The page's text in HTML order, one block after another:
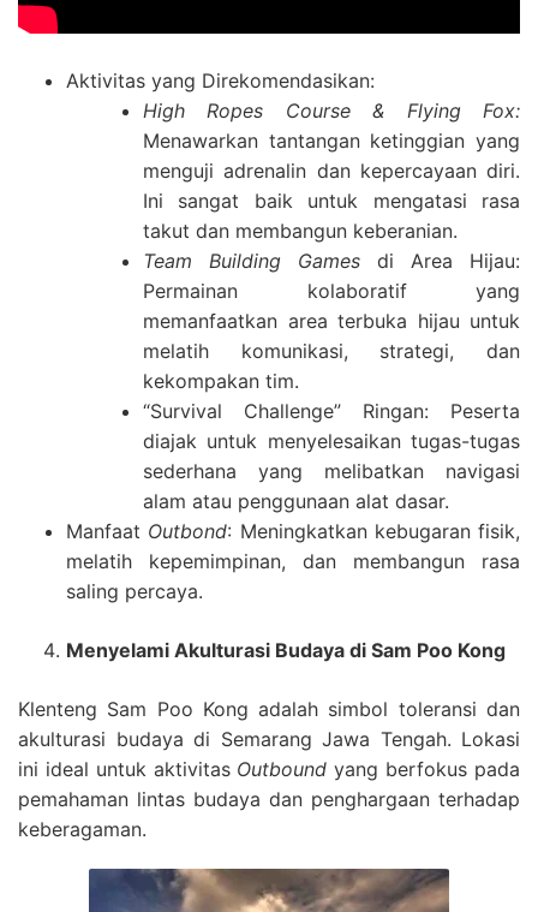
Aktivitas yang Direkomendasikan:
High Ropes Course & Flying Fox:
Menawarkan tantangan ketinggian yang
menguji adrenalin dan kepercayaan diri.
Ini sangat baik untuk mengatasi rasa
takut dan membangun keberanian.
Team Building Games di Area Hijau:
Permainan kolaboratif yang
memanfaatkan area terbuka hijau untuk
melatih komunikasi, strategi, dan
kekompakan tim.
“Survival Challenge” Ringan: Peserta
diajak untuk menyelesaikan tugas-tugas
sederhana yang melibatkan navigasi
alam atau penggunaan alat dasar.
Manfaat Outbond: Meningkatkan kebugaran fisik,
melatih kepemimpinan, dan membangun rasa
saling percaya.
Menyelami Akulturasi Budaya di Sam Poo Kong
Klenteng Sam Poo Kong adalah simbol toleransi dan
akulturasi budaya di Semarang Jawa Tengah. Lokasi
ini ideal untuk aktivitas Outbound yang berfokus pada
pemahaman lintas budaya dan penghargaan terhadap
keberagaman.